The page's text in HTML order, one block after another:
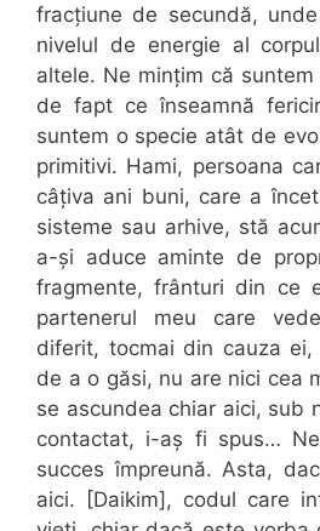
fracțiune de secundă,
nivelul de energie al
altele. Ne mințim că
de fapt ce înseamnă
suntem o specie atât de
primitivi. Hami, persoana
câțiva ani buni, care a
sisteme sau arhive, stă
a-și aduce aminte de
fragmente, frânturi din ce
partenerul meu care
diferit, tocmai din cauza
de a o găsi, nu are nici cea
se ascundea chiar aici, sub
contactat, i-aș fi spus…
succes împreună. Asta,
aici. [Daikim], codul care